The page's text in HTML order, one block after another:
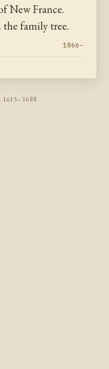
New France.
the family tree.
1866–
1615–1688